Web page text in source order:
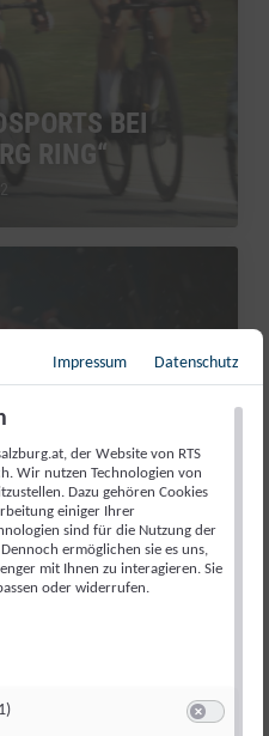
BEI
RING“
MANUEL
Impressum Datenschutz
der Website von RTS
Wir nutzen Technologien von
Dazu gehören Cookies
einiger Ihrer
sind für die Nutzung der
ermöglichen sie es uns,
mit Ihnen zu interagieren. Sie
oder widerrufen.